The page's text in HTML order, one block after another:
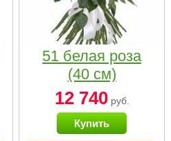
51 белая роза
(40 см)
12 740руб.
Купить